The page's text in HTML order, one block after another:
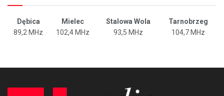
Dębica Mielec Stalowa Wola
Tarnobrzeg
89,2 MHz
102,4 MHz 93,5 MHz 104,7 MHz